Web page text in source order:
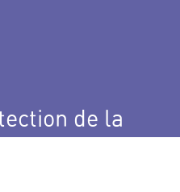
de la